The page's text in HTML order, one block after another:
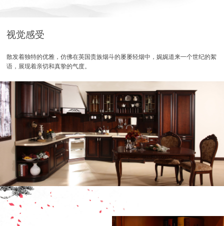
视觉感受
散发着独特的优雅，仿佛在英国贵族烟斗的屡屡轻烟中，娓娓道来一个世纪的絮
语，展现着亲切和真挚的气度。